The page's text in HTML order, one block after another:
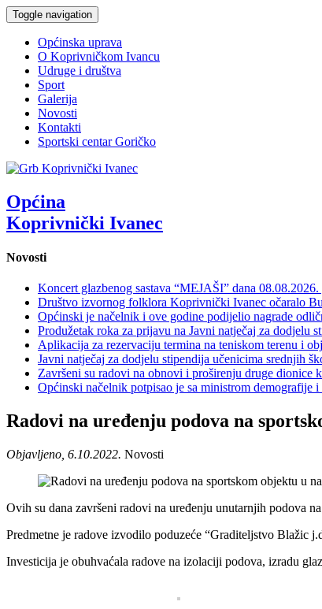
Toggle navigation
Općinska uprava
O Koprivničkom Ivancu
Udruge i društva
Sport
Galerija
Novosti
Kontakti
Sportski centar Goričko
Općina
Koprivnički Ivanec
Novosti
Koncert glazbenog sastava “MEJAŠI” dana
Društvo izvornog folklora Koprivnički Ivanec očaralo
Općinski je načelnik i ove godine podijelio nagrade
Produžetak roka za prijavu na Javni natječaj za dodjelu
Aplikacija za rezervaciju termina na teniskom terenu i
Javni natječaj za dodjelu stipendija učenicima srednjih
Završeni su radovi na obnovi i proširenju druge
Općinski načelnik potpisao je sa ministrom demografije
Radovi na uređenju podova na
Objavljeno, 6.10.2022. Novosti
Ovih su dana završeni radovi na uređenju unutarnjih podova
Predmetne je radove izvodilo poduzeće “Graditeljstvo Blažic
Investicija je obuhvaćala radove na izolaciji podova, izradu